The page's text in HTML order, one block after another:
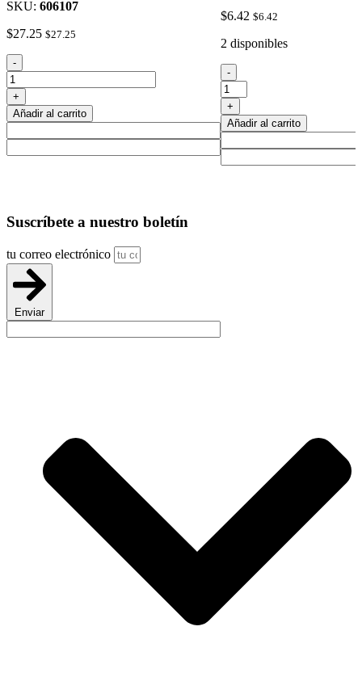
SKU: 606107
$27.25 $27.25
Negro
#
181
De
La
-
+
Añadir al carrito
$6.42 $6.42
2 disponibles
Cuchillo
De
Uso
cantidad
-
+
Añadir al carrito
Suscríbete a nuestro boletín
tu correo electrónico
Enviar